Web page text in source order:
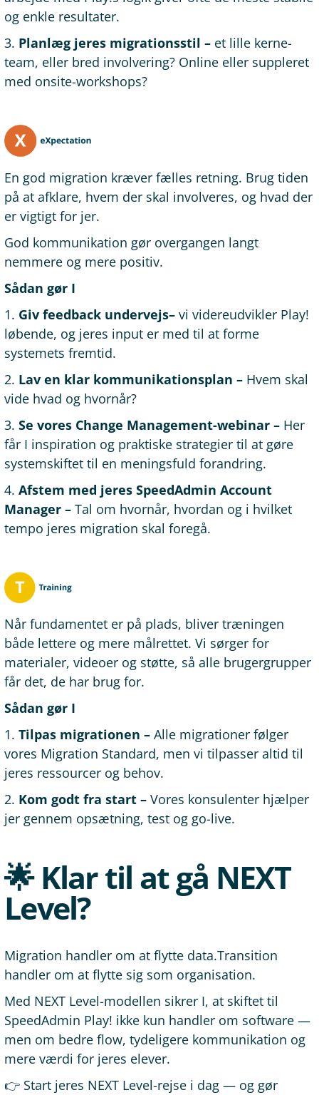
og enkle resultater.
3. Planlæg jeres migrationsstil – et lille kerne-
team, eller bred involvering? Online eller suppleret
med onsite-workshops?
En god migration kræver fælles retning. Brug tiden
på at afklare, hvem der skal involveres, og hvad der
er vigtigt for jer.
God kommunikation gør overgangen langt
nemmere og mere positiv.
Sådan gør I
1. Giv feedback undervejs– vi videreudvikler Play!
løbende, og jeres input er med til at forme
systemets fremtid.
2. Lav en klar kommunikationsplan – Hvem skal
vide hvad og hvornår?
3. Se vores Change Management-webinar – Her
får I inspiration og praktiske strategier til at gøre
systemskiftet til en meningsfuld forandring.
4. Afstem med jeres SpeedAdmin Account
Manager – Tal om hvornår, hvordan og i hvilket
tempo jeres migration skal foregå.
Når fundamentet er på plads, bliver træningen
både lettere og mere målrettet. Vi sørger for
materialer, videoer og støtte, så alle brugergrupper
får det, de har brug for.
Sådan gør I
1. Tilpas migrationen – Alle migrationer følger
vores Migration Standard, men vi tilpasser altid til
jeres ressourcer og behov.
2. Kom godt fra start – Vores konsulenter hjælper
jer gennem opsætning, test og go-live.
🌟 Klar til at gå NEXT
Level?
Migration handler om at flytte data.Transition
handler om at flytte sig som organisation.
Med NEXT Level-modellen sikrer I, at skiftet til
SpeedAdmin Play! ikke kun handler om software —
men om bedre flow, tydeligere kommunikation og
mere værdi for jeres elever.
👉 Start jeres NEXT Level-rejse i dag — og gør